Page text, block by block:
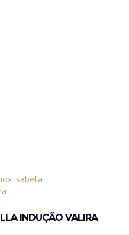
INDUÇÃO VALIRA